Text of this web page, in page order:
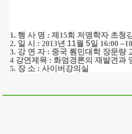
1. 행 사 명 : 제 15회 저명학자 초청
2. 일 시 : 2013년 11월 5일 16:00 –
3. 강 연 자 : 중국 뤈민대학 장문량
4 강연제목 : 화엄경론의 재발견과
5. 장 소 : 사이버강의실